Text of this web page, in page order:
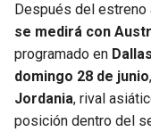
Después del estreno
se medirá con
programado en Dallas
domingo 28 de junio
Jordania, rival
posición dentro del